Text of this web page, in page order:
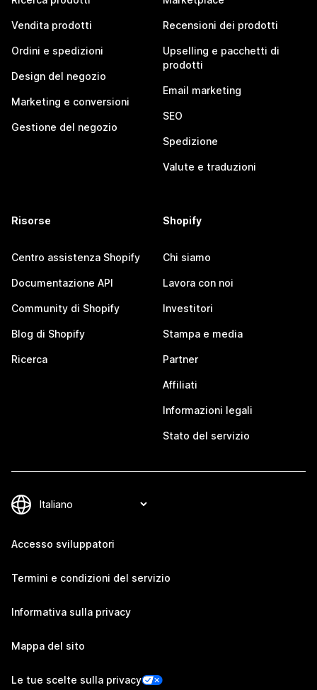
Vendita prodotti
Ordini e spedizioni
Design del negozio
Marketing e conversioni
Gestione del negozio
Recensioni dei prodotti
Upselling e pacchetti di
prodotti
Email marketing
SEO
Spedizione
Valute e traduzioni
Risorse
Centro assistenza Shopify
Documentazione API
Community di Shopify
Blog di Shopify
Ricerca
Shopify
Chi siamo
Lavora con noi
Investitori
Stampa e media
Partner
Affiliati
Informazioni legali
Stato del servizio
Accesso sviluppatori
Termini e condizioni del servizio
Informativa sulla privacy
Mappa del sito
Le tue scelte sulla privacy